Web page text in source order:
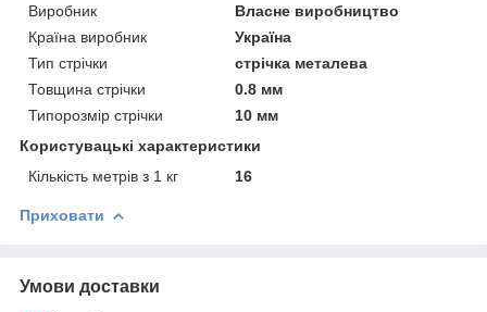
Виробник
Власне виробництво
Країна виробник
Україна
Тип стрічки
стрічка металева
Товщина стрічки
0.8 мм
Типорозмір стрічки
10 мм
Користувацькі характеристики
Кількість метрів з 1 кг
16
Приховати
Умови доставки